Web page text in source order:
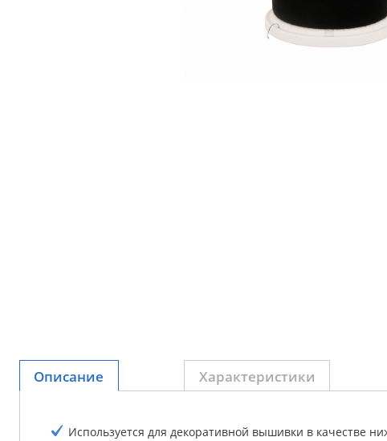
Описание Характеристики
Используется для декоративной вышивки в качестве